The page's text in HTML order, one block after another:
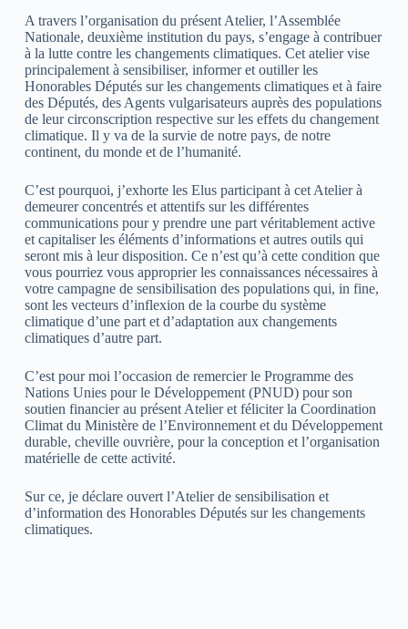
A travers l’organisation du présent Atelier, l’Assemblée
Nationale, deuxième institution du pays, s’engage à contribuer
à la lutte contre les changements climatiques. Cet atelier vise
principalement à sensibiliser, informer et outiller les
Honorables Députés sur les changements climatiques et à faire
des Députés, des Agents vulgarisateurs auprès des populations
de leur circonscription respective sur les effets du changement
climatique. Il y va de la survie de notre pays, de notre
continent, du monde et de l’humanité.
C’est pourquoi, j’exhorte les Elus participant à cet Atelier à
demeurer concentrés et attentifs sur les différentes
communications pour y prendre une part véritablement active
et capitaliser les éléments d’informations et autres outils qui
seront mis à leur disposition. Ce n’est qu’à cette condition que
vous pourriez vous approprier les connaissances nécessaires à
votre campagne de sensibilisation des populations qui, in fine,
sont les vecteurs d’inflexion de la courbe du système
climatique d’une part et d’adaptation aux changements
climatiques d’autre part.
C’est pour moi l’occasion de remercier le Programme des
Nations Unies pour le Développement (PNUD) pour son
soutien financier au présent Atelier et féliciter la Coordination
Climat du Ministère de l’Environnement et du Développement
durable, cheville ouvrière, pour la conception et l’organisation
matérielle de cette activité.
Sur ce, je déclare ouvert l’Atelier de sensibilisation et
d’information des Honorables Députés sur les changements
climatiques.